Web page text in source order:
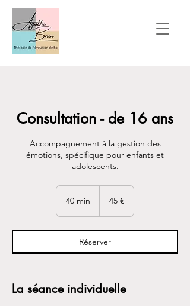
Consultation - de 16 ans
Accompagnement à la gestion des
émotions, spécifique pour enfants et
adolescents.
40 min
i
n
45 €
Réserver
La séance individuelle